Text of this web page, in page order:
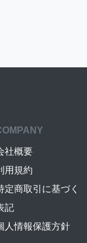
社概要
用規約
定商取引に基づく
記
人情報保護方針